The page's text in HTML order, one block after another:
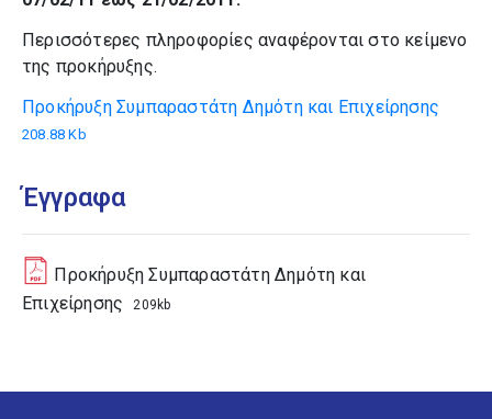
Περισσότερες πληροφορίες αναφέρονται στο κείμενο
της προκήρυξης.
Προκήρυξη Συμπαραστάτη Δημότη και Επιχείρησης
208.88 Kb
Έγγραφα
Προκήρυξη Συμπαραστάτη Δημότη και
Επιχείρησης
209kb